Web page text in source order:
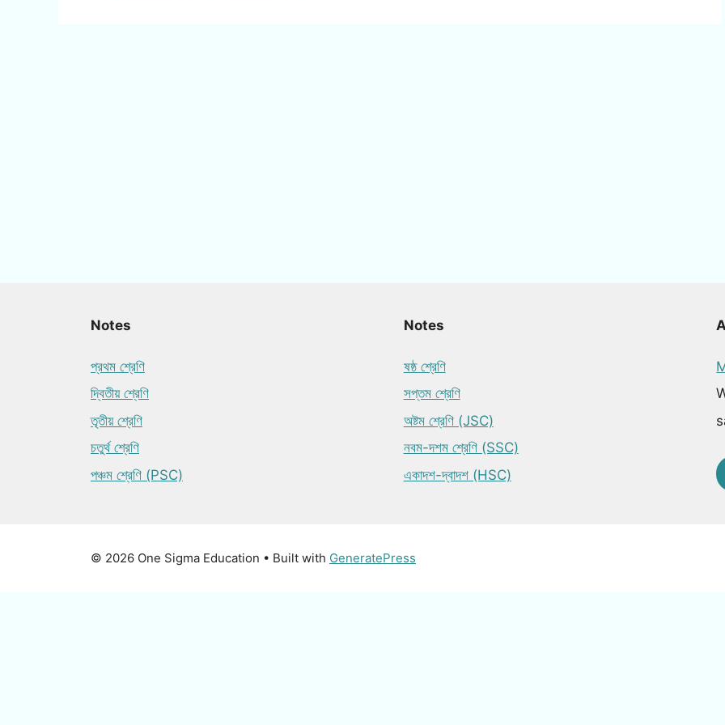
Notes
প্রথম শ্রেণি
দ্বিতীয় শ্রেণি
তৃতীয় শ্রেণি
চতুর্থ শ্রেণি
পঞ্চম শ্রেণি (PSC)
Notes
ষষ্ঠ শ্রেণি
সপ্তম শ্রেণি
অষ্টম শ্রেণি (JSC)
নবম-দশম শ্রেণি (SSC)
একাদশ-দ্বাদশ (HSC)
© 2026 One Sigma Education • Built with GeneratePress